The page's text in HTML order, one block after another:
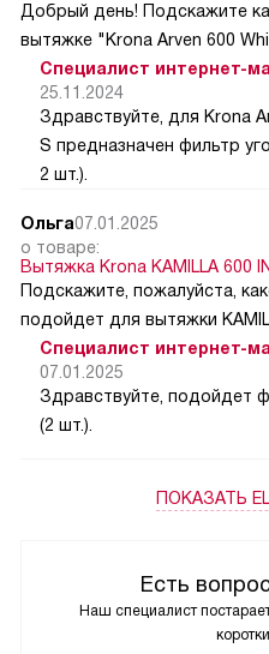
Есть
Наш специалист
Добрый день! Подскажите
вытяжке "Krona Arven 600
Специалист интернет-
25.11.2024
Здравствуйте, для Krona
S предназначен фильтр
2 шт.).
Ольга07.01.2025
о товаре:
Вытяжка Krona KAMILLA 600
Подскажите, пожалуйста,
подойдет для вытяжки
Специалист интернет-
07.01.2025
Здравствуйте, подойдет
(2 шт.).
ПОКАЗАТЬ